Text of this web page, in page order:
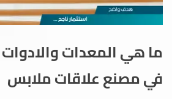
ما هي المعدات
في مصنع علاقات ملابس